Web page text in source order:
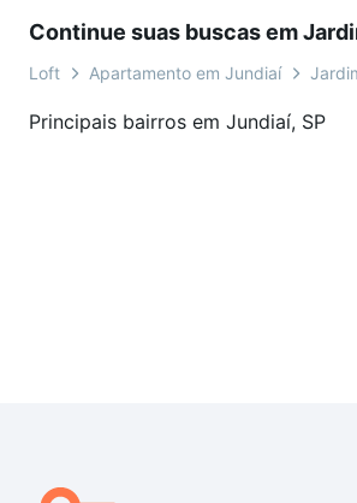
Continue suas buscas em
Loft Apartamento em Jundiaí
Principais bairros em Jundiaí, SP